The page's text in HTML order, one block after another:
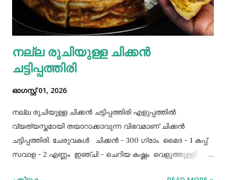
നല്ല രുചിയുള്ള ചിക്കൻ
ചട്ടിപ്പത്തിരി
ഓഗസ്റ്റ് 01, 2026
നല്ല രുചിയുള്ള ചിക്കൻ ചട്ടിപ്പത്തിരി എളുപ്പത്തിൽ
വ്യത്യസ്തമായി തയാറാക്കാവുന്ന വിഭവമാണ് ചിക്കൻ
ചട്ടിപ്പത്തിരി. ചേരുവകൾ ചിക്കൻ - 300 ഗ്രാം മൈദ - 1 കപ്പ്‌
സവാള - 2 എണ്ണം ഇഞ്ചി - ചെറിയ കഷ്ണം വെളുത്തുള്ളി - 5